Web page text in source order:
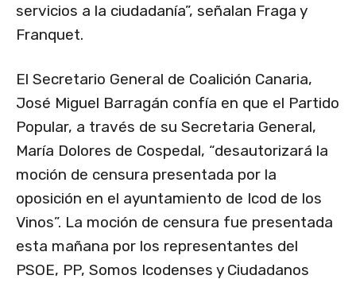
servicios a la ciudadanía”, señalan Fraga y
Franquet.
El Secretario General de Coalición Canaria,
José Miguel Barragán confía en que el Partido
Popular, a través de su Secretaria General,
María Dolores de Cospedal, “desautorizará la
moción de censura presentada por la
oposición en el ayuntamiento de Icod de los
Vinos”. La moción de censura fue presentada
esta mañana por los representantes del
PSOE, PP, Somos Icodenses y Ciudadanos